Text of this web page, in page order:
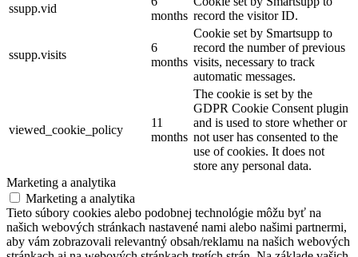
ssupp.vid
months record the visitor ID.
ssupp.visits
6
months
Cookie set by Smartsupp to
record the number of previous
visits, necessary to track
automatic messages.
viewed_cookie_policy
11
months
The cookie is set by the
GDPR Cookie Consent plugin
and is used to store whether or
not user has consented to the
use of cookies. It does not
store any personal data.
Marketing a analytika
Marketing a analytika
Tieto súbory cookies alebo podobnej technológie môžu byť na
našich webových stránkach nastavené nami alebo našimi partnermi,
aby vám zobrazovali relevantný obsah/reklamu na našich webových